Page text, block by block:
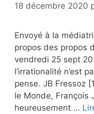
18 décembre 2020
Envoyé à la
propos des propos
vendredi 25 sept
l’irrationalité n’est
pense. JB Fressoz
le Monde, François
heureusement …